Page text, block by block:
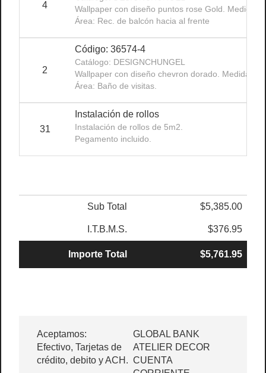
4
Wallpaper con diseño puntos rose Gold. Medida:
Área: Rec. de balcón hacia al frente
2
Código: 36574-4
Catálogo: DESIGNCHUNGEL
Wallpaper con diseño chevron dorado. Medida:
Área: Baño de visitas.
31
Instalación de rollos
Instalación de rollos de 5m2.
Pegamento incluido.
Sub Total $5,385.00
I.T.B.M.S. $376.95
Importe Total $5,761.95
Aceptamos:
Efectivo, Tarjetas de
crédito, debito y ACH.
GLOBAL BANK
ATELIER DECOR
CUENTA